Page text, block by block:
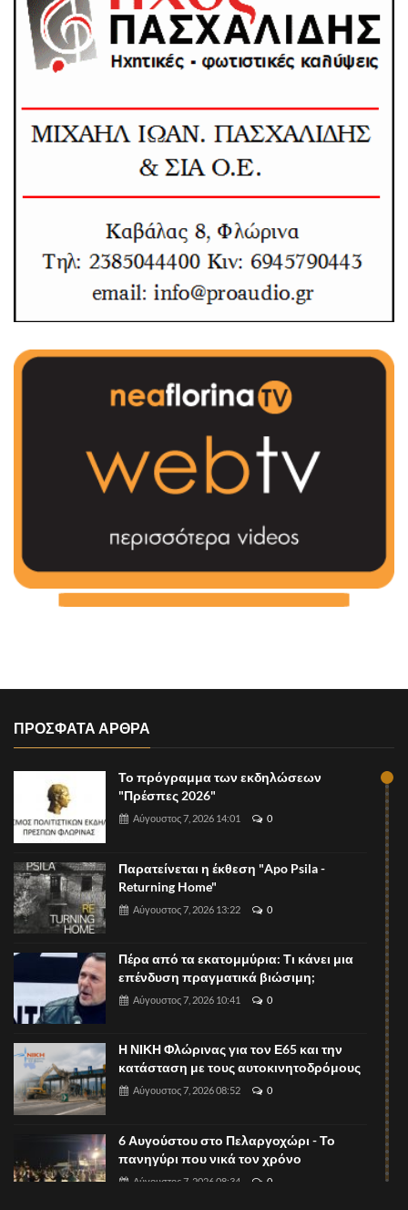
ΠΡΟΣΦΑΤΑ ΑΡΘΡΑ
Το πρόγραμμα των εκδηλώσεων
"Πρέσπες 2026"
Αύγουστος 7, 2026 14:01 0
Παρατείνεται η έκθεση "Apo Psila -
Returning Home"
Αύγουστος 7, 2026 13:22 0
Πέρα από τα εκατομμύρια: Τι κάνει μια
επένδυση πραγματικά βιώσιμη;
Αύγουστος 7, 2026 10:41 0
Η ΝΙΚΗ Φλώρινας για τον Ε65 και την
κατάσταση με τους αυτοκινητοδρόμους
Αύγουστος 7, 2026 08:52 0
6 Αυγούστου στο Πελαργοχώρι - Το
πανηγύρι που νικά τον χρόνο
Αύγουστος 7, 2026 08:34 0